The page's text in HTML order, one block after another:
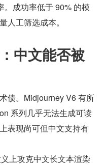
。成功率低于 90% 的模
人工筛选成本。
中文能否被
债。Midjourney V6 有所
系列几乎无法生成可读
表现尚可但中文支持有
上攻克中文长文本渲染